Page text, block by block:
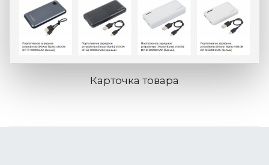
Карточка товара